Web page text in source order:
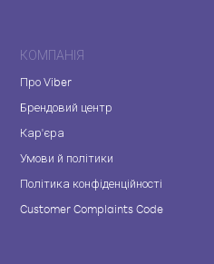
КОМПАНІЯ
Про Viber
Брендовий центр
Кар'єра
Умови й політики
Політика конфіденційності
Customer Complaints Code